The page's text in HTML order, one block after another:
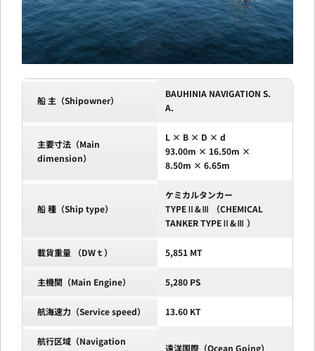
船 主（Shipowner）
BAUHINIA NAVIGATION S.
A.
主要寸法（Main
dimension）
L × B × D × d
93.00m × 16.50m ×
8.50m × 6.65m
船 種（Ship type）
ケミカルタンカー
TYPEⅡ&Ⅲ （CHEMICAL
TANKER TYPEⅡ&Ⅲ ）
載貨重量 （DWｔ） 5,851 MT
主機関（Main Engine） 5,280 PS
航海速力（Service speed） 13.60 KT
航行区域（Navigation
遠洋国際（Ocean Going）